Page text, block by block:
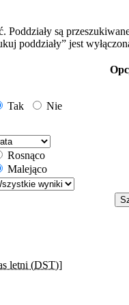
Poddziały są
poddziały” jest
Tak Nie
Rosnąco
Malejąco
letni (DST)]